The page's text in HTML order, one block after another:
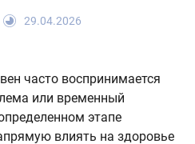
29.04.2026
часто воспринимается
или временный
этапе
влиять на здоровье